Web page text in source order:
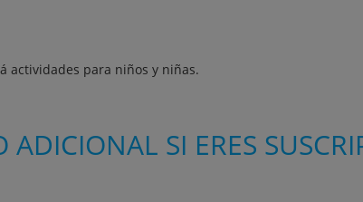
actividades para niños y niñas.
SI ERES